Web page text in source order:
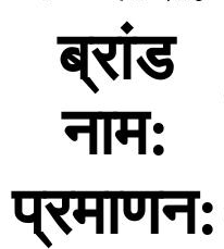
ब्रांड
नाम:
प्रमाणन: